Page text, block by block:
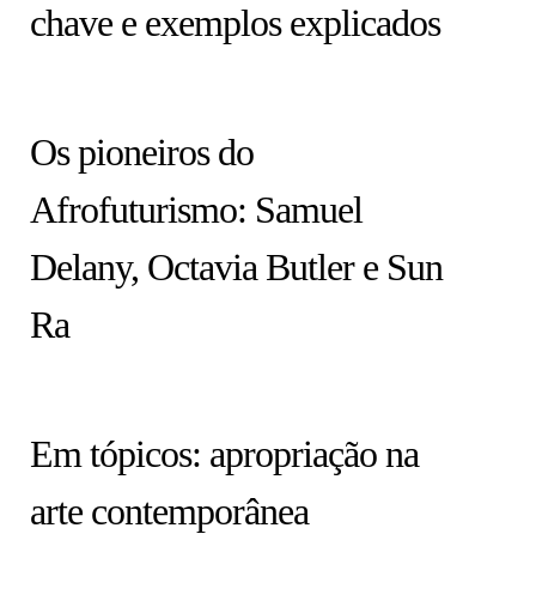
chave e exemplos explicados
Os pioneiros do
Afrofuturismo: Samuel
Delany, Octavia Butler e Sun
Ra
Em tópicos: apropriação na
arte contemporânea